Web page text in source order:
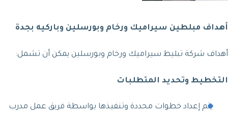
أهداف مبلطين سيراميك ورخام وبورسلين وباركيه بجدة
أهداف شركة تبليط سيراميك ورخام وبورسلين يمكن أن تشمل:
التخطيط وتحديد المتطلبات
يتم إعداد خطوات محددة وتنفيذها بواسطة فريق عمل مدرب